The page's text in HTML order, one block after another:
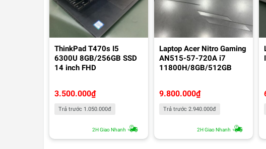
ThinkPad T470s I5
6300U 8GB/256GB SSD
14 inch FHD
3.500.000₫
Trả trước 1.050.000đ
2H Giao Nhanh
Laptop Acer Nitro Gaming
AN515-57-720A i7
11800H/8GB/512GB
9.800.000₫
Trả trước 2.940.000đ
2H Giao Nhanh